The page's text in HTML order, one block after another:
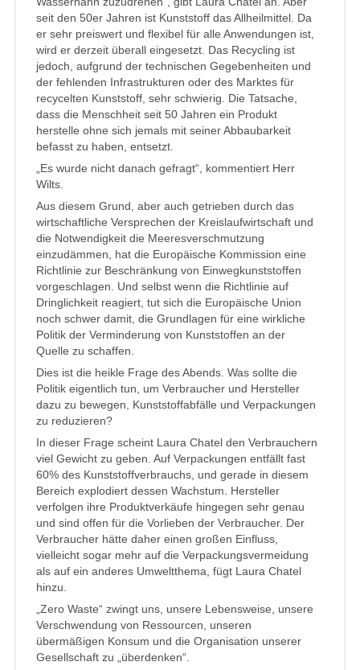
seit den 50er Jahren ist Kunststoff das Allheilmittel. Da
er sehr preiswert und flexibel für alle Anwendungen ist,
wird er derzeit überall eingesetzt. Das Recycling ist
jedoch, aufgrund der technischen Gegebenheiten und
der fehlenden Infrastrukturen oder des Marktes für
recycelten Kunststoff, sehr schwierig. Die Tatsache,
dass die Menschheit seit 50 Jahren ein Produkt
herstelle ohne sich jemals mit seiner Abbaubarkeit
befasst zu haben, entsetzt.
„Es wurde nicht danach gefragt“, kommentiert Herr
Wilts.
Aus diesem Grund, aber auch getrieben durch das
wirtschaftliche Versprechen der Kreislaufwirtschaft und
die Notwendigkeit die Meeresverschmutzung
einzudämmen, hat die Europäische Kommission eine
Richtlinie zur Beschränkung von Einwegkunststoffen
vorgeschlagen. Und selbst wenn die Richtlinie auf
Dringlichkeit reagiert, tut sich die Europäische Union
noch schwer damit, die Grundlagen für eine wirkliche
Politik der Verminderung von Kunststoffen an der
Quelle zu schaffen.
Dies ist die heikle Frage des Abends. Was sollte die
Politik eigentlich tun, um Verbraucher und Hersteller
dazu zu bewegen, Kunststoffabfälle und Verpackungen
zu reduzieren?
In dieser Frage scheint Laura Chatel den Verbrauchern
viel Gewicht zu geben. Auf Verpackungen entfällt fast
60% des Kunststoffverbrauchs, und gerade in diesem
Bereich explodiert dessen Wachstum. Hersteller
verfolgen ihre Produktverkäufe hingegen sehr genau
und sind offen für die Vorlieben der Verbraucher. Der
Verbraucher hätte daher einen großen Einfluss,
vielleicht sogar mehr auf die Verpackungsvermeidung
als auf ein anderes Umweltthema, fügt Laura Chatel
hinzu.
„Zero Waste“ zwingt uns, unsere Lebensweise, unsere
Verschwendung von Ressourcen, unseren
übermäßigen Konsum und die Organisation unserer
Gesellschaft zu „überdenken“.